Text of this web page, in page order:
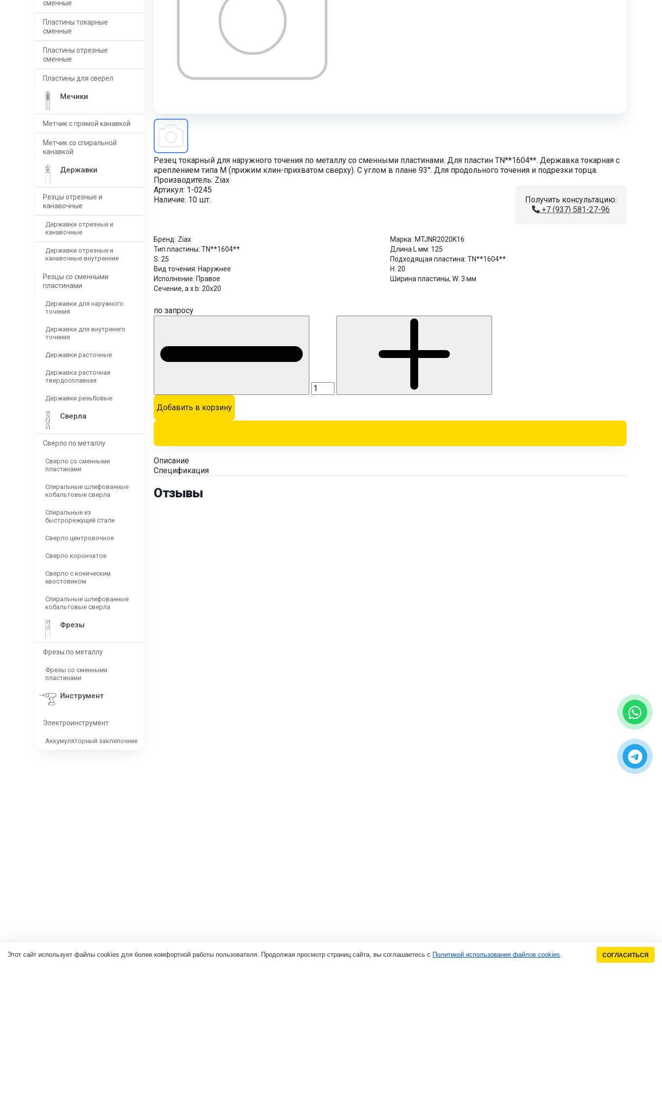
сменные
Пластины токарные
сменные
Пластины отрезные
сменные
Пластины для сверел
Мечики
Метчик с прямой канавкой
Метчик со спиральной
канавкой
Державки
Резцы отрезные и
канавочные
Державки отрезные и
канавочные
Державки отрезные и
канавочные внутренние
Резцы со сменными
пластинами
Державки для наружного
точения
Державки для внутренего
точения
Державки расточные
Державка расточная
твердосплавная
Державки резьбовые
Сверла
Сверло по металлу
Сверло со сменными
пластинами
Спиральные шлифованные
кобальтовые сверла
Спиральные из
быстрорежущей стали
Сверло центровочное
Сверло корончатое
Сверло с коническим
хвостовиком
Спиральные шлифованные
кобальтовые сверла
Фрезы
Фрезы по металлу
Фрезы со сменными
пластинами
Инструмент
Электроинструмент
Аккумуляторный заклепочник
Резец токарный для наружного точения по металлу со сменными пластинами. Для пластин TN**1604**. Державка токарная с
креплением типа M (прижим клин-прихватом сверху). С углом в плане 93°. Для продольного точения и подрезки торца.
Получить консультацию:
+7 (937) 581-27-96
Производитель: Ziax
Артикул: 1-0245
Наличие: 10 шт.
Бренд: Ziax Марка: MTJNR2020K16
Тип пластины: TN**1604** Длина L мм: 125
S: 25 Подходящая пластина: TN**1604**
Вид точения: Наружнее H: 20
Исполнение: Правое Ширина пластины, W: 3 мм
Сечение, a x b: 20x20
по запросу
Добавить в корзину
Описание
Спецификация
Отзывы
Этот сайт использует файлы cookies для более комфортной работы пользователя. Продолжая просмотр страниц сайта, вы соглашаетесь с Политикой использования файлов cookies. СОГЛАСИТЬСЯ